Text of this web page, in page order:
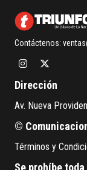
Contáctenos:
Dirección
Av. Nueva
©
Términos y
Se prohíbe